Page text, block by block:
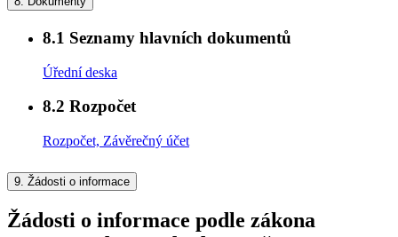
8.1 Seznamy hlavních dokumentů
Úřední deska
8.2 Rozpočet
Rozpočet, Závěrečný účet
9. Žádosti o informace
Žádosti o informace podle zákona